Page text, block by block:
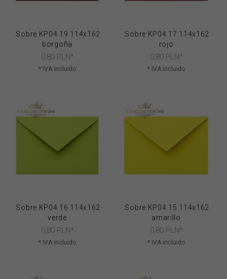
.Sobre KP04.19 114x162
borgoña
0, 80 PLN*
* IVA incluido
.Sobre KP04.17 114x162
rojo
0, 80 PLN*
* IVA incluido
.Sobre KP04.16 114x162
verde
0, 80 PLN*
* IVA incluido
.Sobre KP04.15 114x162
amarillo
0, 80 PLN*
* IVA incluido